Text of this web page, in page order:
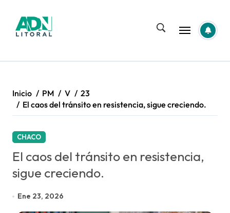
contenido
Inicio PM V
23
El caos del tránsito en resistencia, sigue creciendo.
CHACO
El caos del tránsito en resistencia,
sigue creciendo.
Ene 23, 2026